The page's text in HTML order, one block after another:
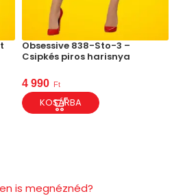
Obsessive 838-Sto-3 –
Csipkés piros harisnya
4 990 Ft
KOSÁRBA
is megnéznéd?